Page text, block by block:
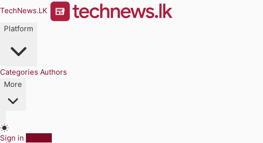
TechNews.LK
Platform
Categories Authors
More
Sign in